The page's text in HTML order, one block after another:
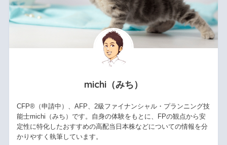
michi（みち）
CFP®（申請中）、AFP、2級ファイナンシャル・プランニング技
能士michi（みち）です。自身の体験をもとに、FPの観点から安
定性に特化したおすすめの高配当日本株などについての情報を分
かりやすく執筆しています。